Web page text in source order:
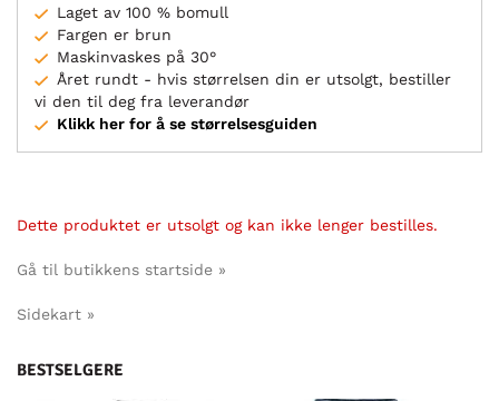
Laget av 100 % bomull
Fargen er brun
Maskinvaskes på 30°
Året rundt - hvis størrelsen din er utsolgt, bestiller
vi den til deg fra leverandør
Klikk her for å se størrelsesguiden
Dette produktet er utsolgt og kan ikke lenger bestilles.
Gå til butikkens startside »
Sidekart »
BESTSELGERE